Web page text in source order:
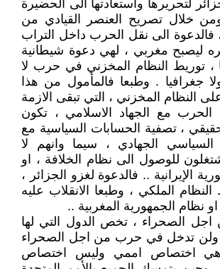
لتحريرها واستعادتها الى الحضيرة
ومن خلال تصريح العنصر القيادي من
، فالدعوة الى نقل الحرب داخل التراب
ليصبح مغربي ، لهي دعوة شيطانية
، توريط النظام المخزني في حرب لا
جغرافيا . وطبعا فالمأمول من هذا
على النظام المخزني ، التي تبقى الازمة
الحرب مع الجهاد الاسلامي ، تكون
، تصفية الحسابات السياسية مع
السياسي الجهادي ، سيما وانهم لا
للوصول الى نظام الخلافة ، او
الإيرانية .. فالدعوة لغزو الجزائر ،
الملكي ، وطبعا الانقلاب عليه
او نظام الجمهورية المغربية ..
الصحراء ، تخص الدول التي لها
ولن تدخل في حرب من اجل الصحراء
هي اختصاص اممي وليس اختصاص